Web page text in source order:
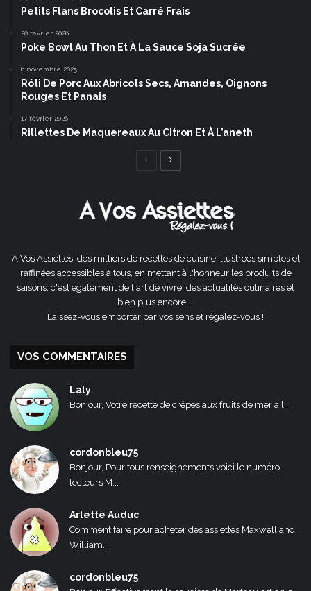
Petits Flans Brocolis Et Carré Frais
20 février 2026
Poke Bowl Au Thon Et À La Sauce Soja Sucrée
6 novembre 2025
Rôti De Porc Aux Abricots Secs, Amandes, Oignons
Rouges Et Panais
17 février 2026
Rillettes De Maquereaux Au Citron Et À L’aneth
Page
A Vos Assiettes, des milliers de recettes de cuisine illustrées simples et
raffinées accessibles à tous, en mettant à l'honneur les produits de
saisons, c'est également de l'art de vivre, des actualités culinaires et
bien plus encore ...
Laissez-vous emporter par vos sens et régalez-vous !
VOS COMMENTAIRES
Laly
Bonjour, Votre recette de crêpes aux fruits de mer a l...
cordonbleu75
Bonjour, Pour tous renseignements voici le numéro
lecteurs M...
Arlette Auduc
Comment faire pour acheter des assiettes Maxwell and
William...
cordonbleu75